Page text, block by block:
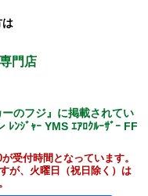
は
門店
ーのフジ』に掲載されてい
ﾝｼﾞｬｰ YMS ｴｱﾛｸﾙｰｻﾞｰ FF
受付時間となっています。
が、火曜日（祝日除く）は